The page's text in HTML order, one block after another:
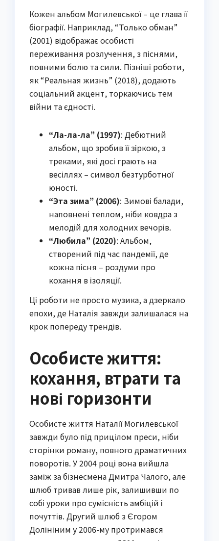
Кожен альбом Могилевської – це глава її
біографії. Наприклад, “Только обман”
(2001) відображає особисті
переживання розлучення, з піснями,
повними болю та сили. Пізніші роботи,
як “Реальная жизнь” (2018), додають
соціальний акцент, торкаючись тем
війни та єдності.
“Ла-ла-ла” (1997): Дебютний
альбом, що зробив її зіркою, з
треками, які досі грають на
весіллях – символ безтурботної
юності.
“Эта зима” (2006): Зимові балади,
наповнені теплом, ніби ковдра з
мелодій для холодних вечорів.
“Любила” (2020): Альбом,
створений під час пандемії, де
кожна пісня – роздуми про
кохання в ізоляції.
Ці роботи не просто музика, а дзеркало
епохи, де Наталія завжди залишалася на
крок попереду трендів.
Особисте життя:
кохання, втрати та
нові горизонти
Особисте життя Наталії Могилевської
завжди було під прицілом преси, ніби
сторінки роману, повного драматичних
поворотів. У 2004 році вона вийшла
заміж за бізнесмена Дмитра Чалого, але
шлюб тривав лише рік, залишивши по
собі уроки про сумісність амбіцій і
почуттів. Другий шлюб з Єгором
Долініним у 2006-му протримався